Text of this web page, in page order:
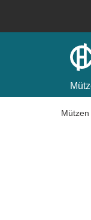
Mützen